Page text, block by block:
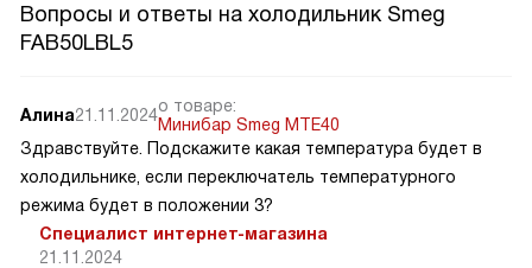
Вопросы и ответы на холодильник Smeg
FAB50LBL5
Алина21.11.2024о товаре:
Минибар Smeg MTE40
Здравствуйте. Подскажите какая температура будет в
холодильнике, если переключатель температурного
режима будет в положении 3?
Специалист интернет-магазина
21.11.2024